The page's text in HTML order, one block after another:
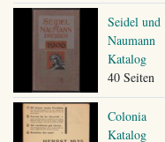
Seidel und
Naumann
Katalog
40 Seiten
Colonia
Katalog